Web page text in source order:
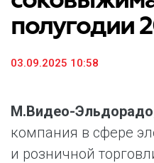
полугодии
03.09.2025 10:58
М.Видео-Эльдорадо
компания в сфере
и розничной